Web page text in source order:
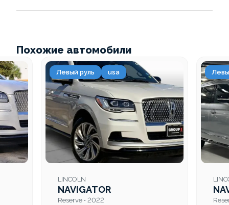
Похожие автомобили
Левый руль usa
LINCOLN
NAVIGATOR
Reserve • 2022